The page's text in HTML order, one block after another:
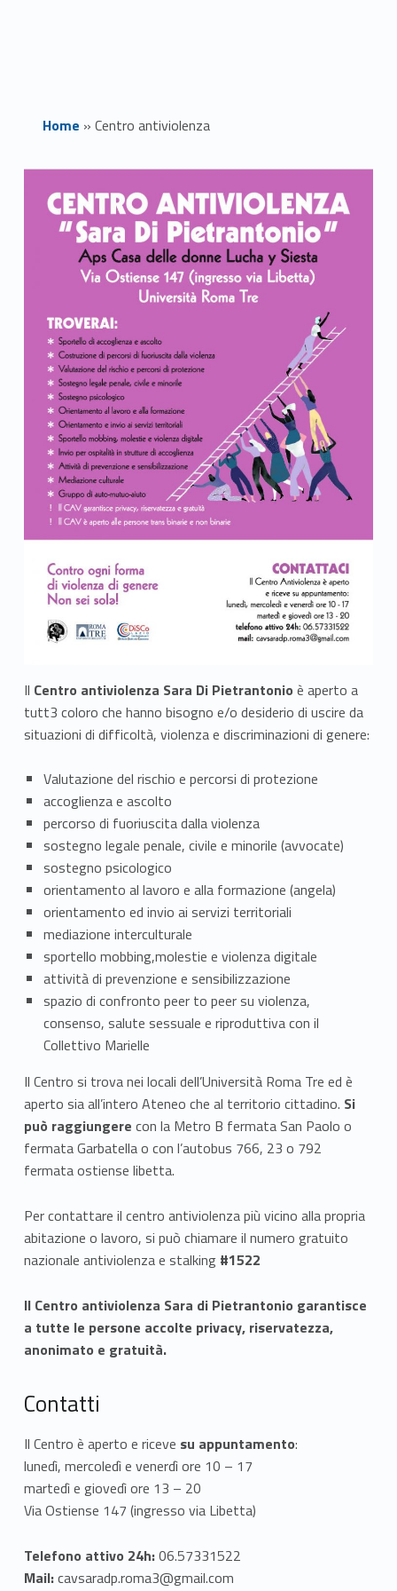
Home » Centro antiviolenza
v
e
n
z
a
Il Centro antiviolenza Sara Di Pietrantonio è aperto a
tutt3 coloro che hanno bisogno e/o desiderio di uscire da
situazioni di difficoltà, violenza e discriminazioni di genere:
Valutazione del rischio e percorsi di protezione
accoglienza e ascolto
percorso di fuoriuscita dalla violenza
sostegno legale penale, civile e minorile (avvocate)
sostegno psicologico
orientamento al lavoro e alla formazione (angela)
orientamento ed invio ai servizi territoriali
mediazione interculturale
sportello mobbing,molestie e violenza digitale
attività di prevenzione e sensibilizzazione
spazio di confronto peer to peer su violenza,
consenso, salute sessuale e riproduttiva con il
Collettivo Marielle
Il Centro si trova nei locali dell’Università Roma Tre ed è
aperto sia all’intero Ateneo che al territorio cittadino. Si
può raggiungere con la Metro B fermata San Paolo o
fermata Garbatella o con l’autobus 766, 23 o 792
fermata ostiense libetta.
Per contattare il centro antiviolenza più vicino alla propria
abitazione o lavoro, si può chiamare il numero gratuito
nazionale antiviolenza e stalking #1522
Il Centro antiviolenza Sara di Pietrantonio garantisce
a tutte le persone accolte privacy, riservatezza,
anonimato e gratuità.
Contatti
Il Centro è aperto e riceve su appuntamento:
lunedì, mercoledì e venerdì ore 10 – 17
martedì e giovedì ore 13 – 20
Via Ostiense 147 (ingresso via Libetta)
Telefono attivo 24h:06.57331522
Mail:cavsaradp.roma3@gmail.com